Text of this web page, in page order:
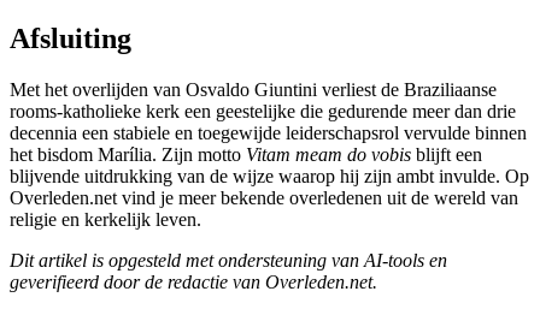
Afsluiting
Met het overlijden van Osvaldo Giuntini verliest de Braziliaanse
rooms-katholieke kerk een geestelijke die gedurende meer dan drie
decennia een stabiele en toegewijde leiderschapsrol vervulde binnen
het bisdom Marília. Zijn motto Vitam meam do vobis blijft een
blijvende uitdrukking van de wijze waarop hij zijn ambt invulde. Op
Overleden.net vind je meer bekende overledenen uit de wereld van
religie en kerkelijk leven.
Dit artikel is opgesteld met ondersteuning van AI-tools en
geverifieerd door de redactie van Overleden.net.